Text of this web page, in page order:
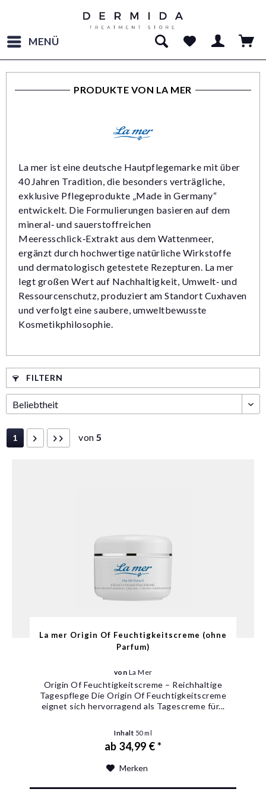
MENÜ
PRODUKTE VON LA MER
La mer ist eine deutsche Hautpflegemarke mit über
40 Jahren Tradition, die besonders verträgliche,
exklusive Pflegeprodukte „Made in Germany“
entwickelt. Die Formulierungen basieren auf dem
mineral‑ und sauerstoffreichen
Meeresschlick‑Extrakt aus dem Wattenmeer,
ergänzt durch hochwertige natürliche Wirkstoffe
und dermatologisch getestete Rezepturen. La mer
legt großen Wert auf Nachhaltigkeit, Umwelt‑ und
Ressourcenschutz, produziert am Standort Cuxhaven
und verfolgt eine saubere, umweltbewusste
Kosmetikphilosophie.
FILTERN
1 von 5
La mer Origin Of Feuchtigkeitscreme (ohne
Parfum)
von La Mer
Origin Of Feuchtigkeitscreme – Reichhaltige
Tagespflege Die Origin Of Feuchtigkeitscreme
eignet sich hervorragend als Tagescreme für...
Inhalt 50 ml
ab 34,99 € *
Merken